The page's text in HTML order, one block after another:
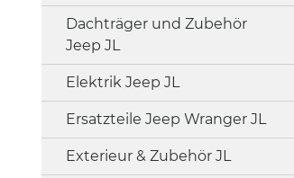
Dachträger und Zubehör
Jeep JL
Elektrik Jeep JL
Ersatzteile Jeep Wranger JL
Exterieur & Zubehör JL